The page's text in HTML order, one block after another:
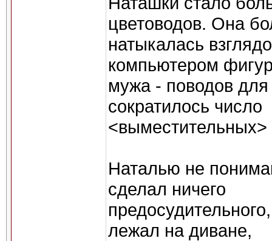
цветоводов. Она
натыкалась
компьютером
мужа - поводов
сократилось число
Наталью не
сделал ничего
лежал на диване,